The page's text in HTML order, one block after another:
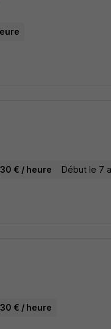
€ / heure Début le 7
€ / heure